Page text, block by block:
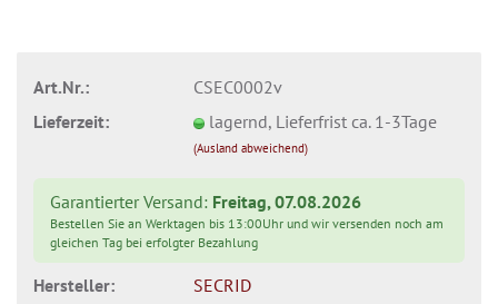
Art.Nr.:
CSEC0002v
Lieferzeit:
lagernd, Lieferfrist ca. 1-3Tage
(Ausland abweichend)
Garantierter Versand: Freitag, 07.08.2026
Bestellen Sie an Werktagen bis 13:00Uhr und wir versenden noch am
gleichen Tag bei erfolgter Bezahlung
Hersteller: SECRID